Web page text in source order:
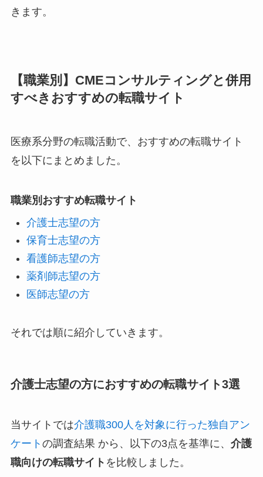
きます。
【職業別】CMEコンサルティングと併用
すべきおすすめの転職サイト
医療系分野の転職活動で、おすすめの転職サイト
を以下にまとめました。
職業別おすすめ転職サイト
介護士志望の方
保育士志望の方
看護師志望の方
薬剤師志望の方
医師志望の方
それでは順に紹介していきます。
介護士志望の方におすすめの転職サイト3選
当サイトでは介護職300人を対象に行った独自アン
ケート の調査結果 から、以下の3点を基準に、 介護
職向けの転職サイト を比較しました。